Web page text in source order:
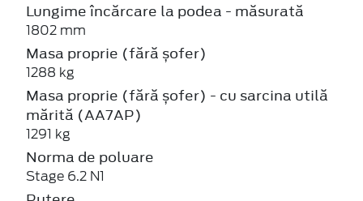
Lungime încărcare la podea - măsurată
1802 mm
Masa proprie (fără șofer)
1288 kg
Masa proprie (fără șofer) - cu sarcina utilă
mărită (AA7AP)
1291 kg
Norma de poluare
Stage 6.2 N1